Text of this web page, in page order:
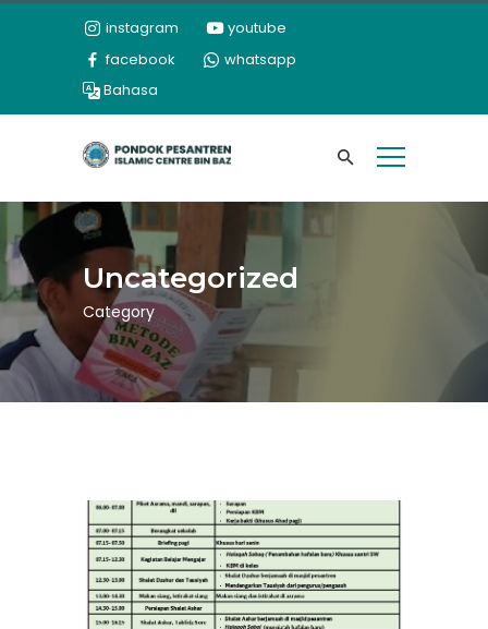
instagram
youtube
facebook
whatsapp
Bahasa
Uncategorized
Category